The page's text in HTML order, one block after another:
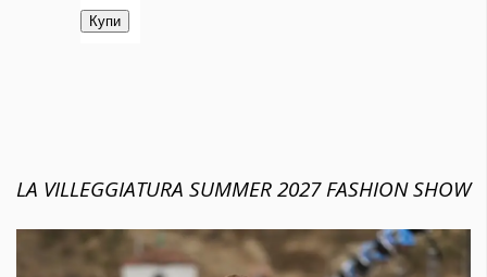
LA VILLEGGIATURA SUMMER 2027 FASHION SHOW